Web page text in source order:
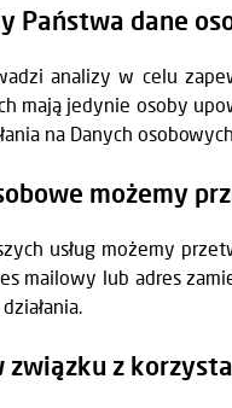
Państwa dane
analizy w celu
mają jedynie osoby
na Danych
możemy
usług możemy
mailowy lub adres
związku z